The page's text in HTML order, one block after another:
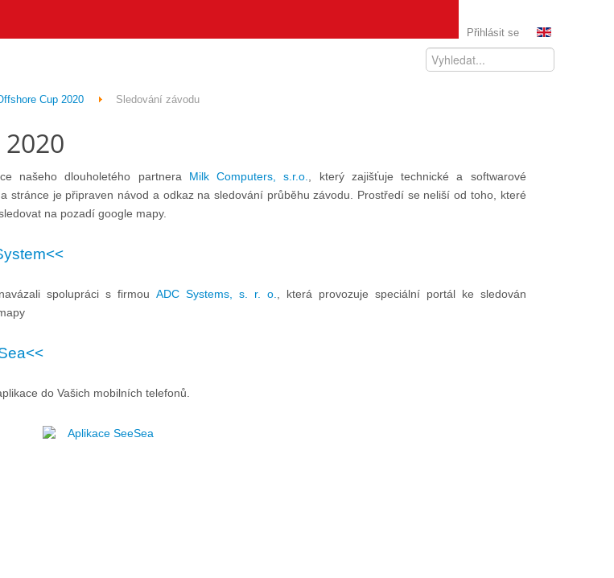
Přihlásit se
Cup 2020 Sledování závodu
našeho dlouholetého partnera Milk Computers, s.r.o.
, který zajišťuje technické a softwarové
stránce je připraven návod a odkaz na sledování průběhu závodu. Prostředí se neliší od toho, které
na pozadí google mapy.
spolupráci s firmou ADC Systems, s. r. o.
, která provozuje speciální portál ke sledován
do Vašich mobilních telefonů.
Aplikace SeeSea